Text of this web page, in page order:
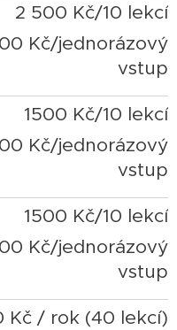
2 500 Kč/10 lekcí
Kč/jednorázový
vstup
1500 Kč/10 lekcí
Kč/jednorázový
vstup
1500 Kč/10 lekcí
Kč/jednorázový
vstup
Kč / rok (40 lekcí)